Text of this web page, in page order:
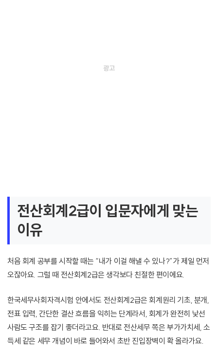
전산회계2급이 입문자에게 맞는
이유
처음 회계 공부를 시작할 때는 “내가 이걸 해낼 수 있나?”가 제일 먼저
오잖아요. 그럴 때 전산회계2급은 생각보다 친절한 편이에요.
한국세무사회자격시험 안에서도 전산회계2급은 회계원리 기초, 분개,
전표 입력, 간단한 결산 흐름을 익히는 단계라서, 회계가 완전히 낯선
사람도 구조를 잡기 좋더라고요. 반대로 전산세무 쪽은 부가가치세, 소
득세 같은 세무 개념이 바로 들어와서 초반 진입장벽이 확 올라가요.